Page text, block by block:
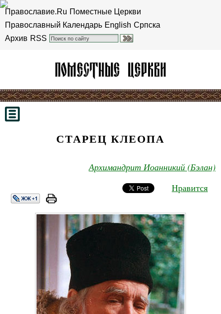
Православие.Ru Поместные Церкви
Православный Календарь English Српска
Архив RSS
СТАРЕЦ КЛЕОПА
Архимандрит Иоанникий (Бэлан)
Нравится